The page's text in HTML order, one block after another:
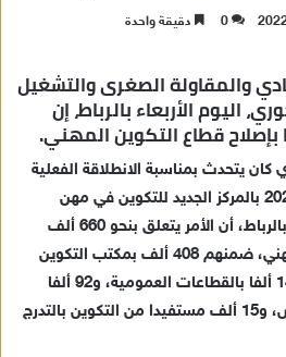
0 دقيقة واحدة
والمقاولة الصغرى والتشغيل
اليوم الأربعاء بالرباط، إن
قطاع التكوين المهني.
يتحدث بمناسبة الانطلاقة الفعلية
للموسم التكويني 2022 – 2023 بالمركز الجديد للتكوين في مهن
الصيانة والطاقات المتجددة بالرباط، أن الأمر يتعلق بنحو 660 ألف
متدربة ومتدرب بالتكوين المهني، ضمنهم 408 ألف بمكتب التكوين
المهني وإنعاش الشغل، و140 ألفا بالقطاعات العمومية، و92 ألفا
بقطاع التكوين المهني الخاص، و15 ألف مستفيدا من التكوين بالتدرج